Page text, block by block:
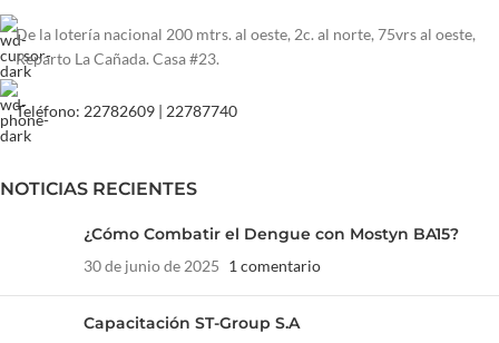
De la lotería nacional 200 mtrs. al oeste, 2c. al norte, 75vrs al oeste,
Reparto La Cañada. Casa #23.
Teléfono: 22782609 | 22787740
NOTICIAS RECIENTES
¿Cómo Combatir el Dengue con Mostyn BA15?
30 de junio de 2025 1 comentario
Capacitación ST-Group S.A